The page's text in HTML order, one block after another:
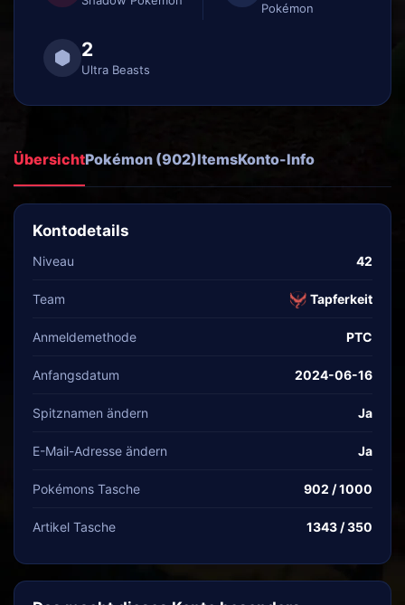
Pokémon
2
Ultra Beasts
ÜbersichtPokémon (902)ItemsKonto-Info
Kontodetails
Niveau 42
Team Tapferkeit
Anmeldemethode PTC
Anfangsdatum 2024-06-16
Spitznamen ändern Ja
E-Mail-Adresse ändern Ja
Pokémons Tasche 902 / 1000
Artikel Tasche 1343 / 350